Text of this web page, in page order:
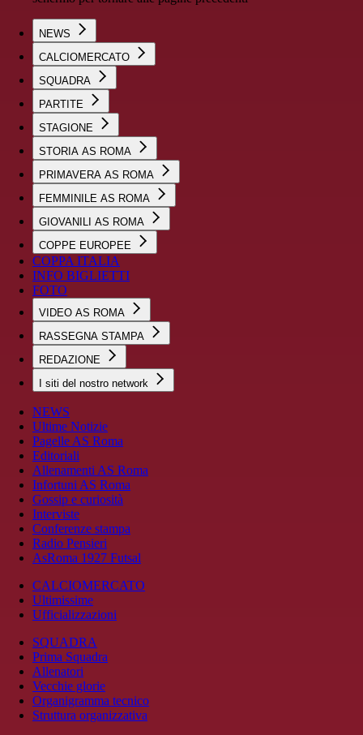
NEWS
CALCIOMERCATO
SQUADRA
PARTITE
STAGIONE
STORIA AS ROMA
PRIMAVERA AS ROMA
FEMMINILE AS ROMA
GIOVANILI AS ROMA
COPPE EUROPEE
COPPA ITALIA
INFO BIGLIETTI
FOTO
VIDEO AS ROMA
RASSEGNA STAMPA
REDAZIONE
I siti del nostro network
NEWS
Ultime Notizie
Pagelle AS Roma
Editoriali
Allenamenti AS Roma
Infortuni AS Roma
Gossip e curiosità
Interviste
Conferenze stampa
Radio Pensieri
AsRoma 1927 Futsal
CALCIOMERCATO
Ultimissime
Ufficializzazioni
SQUADRA
Prima Squadra
Allenatori
Vecchie glorie
Organigramma tecnico
Struttura organizzativa